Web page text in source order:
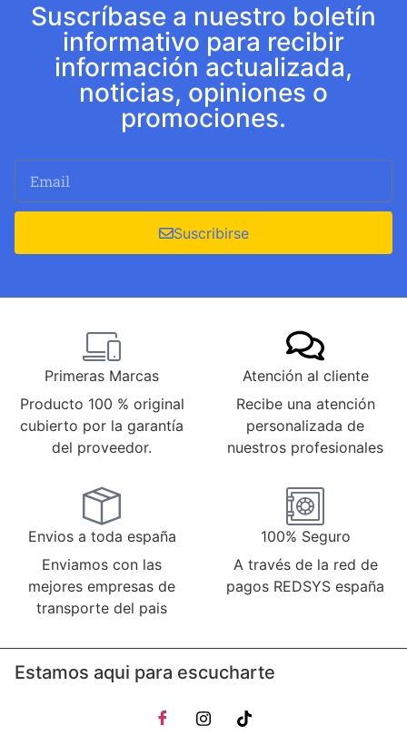
Suscríbase a nuestro boletín
informativo para recibir
información actualizada,
noticias, opiniones o
promociones.
Suscribirse
Primeras Marcas
Producto 100 % original
cubierto por la garantía
del proveedor.
Atención al cliente
Recibe una atención
personalizada de
nuestros profesionales
Envios a toda españa
Enviamos con las
mejores empresas de
transporte del pais
100% Seguro
A través de la red de
pagos REDSYS españa
Estamos aqui para escucharte